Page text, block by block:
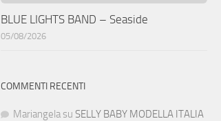
BLUE LIGHTS BAND – Seaside
05/08/2026
COMMENTI RECENTI
Mariangela su SELLY BABY MODELLA ITALIA